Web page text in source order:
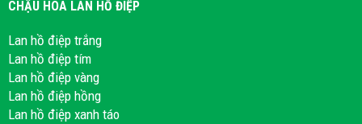
CHẬU HOA LAN HỒ ĐIỆP
Lan hồ điệp trắng
Lan hồ điệp tím
Lan hồ điệp vàng
Lan hồ điệp hồng
Lan hồ điệp xanh táo